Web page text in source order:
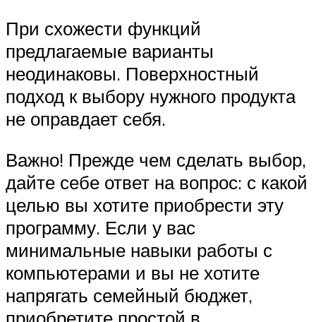
При схожести функций
предлагаемые варианты
неодинаковы. Поверхностный
подход к выбору нужного продукта
не оправдает себя.
Важно! Прежде чем сделать выбор,
дайте себе ответ на вопрос: с какой
целью вы хотите приобрести эту
программу. Если у вас
минимальные навыки работы с
компьютерами и вы не хотите
напрягать семейный бюджет,